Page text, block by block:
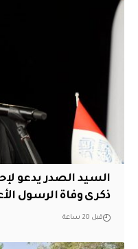
السيد الصدر يدعو
ذكرى وفاة الرسول
قبل 20 ساعة